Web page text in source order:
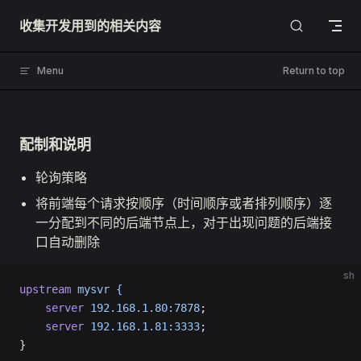
Skip to content
收集开发用到的相关内容
Menu Return to top
配制和说明
轮询策略
将前端每个请求按顺序（时间顺序或者排列顺序）逐
一分配到不同的后端节点上，对于出现问题的后端接
口自动删除
sh
upstream mysvr {
	server
192.168.1.80:7878;
	server
192.168.1.81:3333;
}